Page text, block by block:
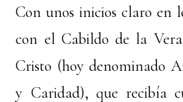
Con unos inicios claro en
con el Cabildo de la
Cristo (hoy denominado
y Caridad), que recibía